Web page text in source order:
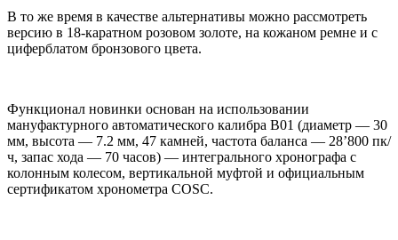
В то же время в качестве альтернативы можно рассмотреть
версию в 18-каратном розовом золоте, на кожаном ремне и с
циферблатом бронзового цвета.
Функционал новинки основан на использовании
мануфактурного автоматического калибра B01 (диаметр — 30
мм, высота — 7.2 мм, 47 камней, частота баланса — 28’800 пк/
ч, запас хода — 70 часов) — интегрального хронографа с
колонным колесом, вертикальной муфтой и официальным
сертификатом хронометра COSC.